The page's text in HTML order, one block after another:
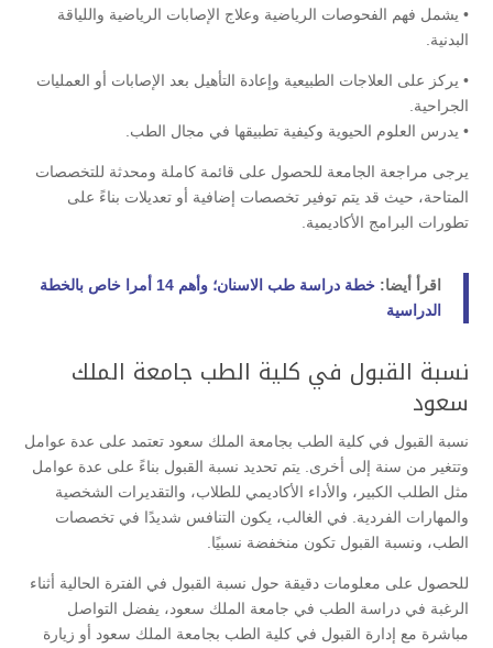
• يشمل فهم الفحوصات الرياضية وعلاج الإصابات الرياضية واللياقة
البدنية.
• يركز على العلاجات الطبيعية وإعادة التأهيل بعد الإصابات أو العمليات
الجراحية.
• يدرس العلوم الحيوية وكيفية تطبيقها في مجال الطب.
يرجى مراجعة الجامعة للحصول على قائمة كاملة ومحدثة للتخصصات
المتاحة، حيث قد يتم توفير تخصصات إضافية أو تعديلات بناءً على
تطورات البرامج الأكاديمية.
اقرأ أيضا:
خطة دراسة طب الاسنان؛ وأهم 14 أمرا خاص بالخطة
الدراسية
نسبة القبول في كلية الطب جامعة الملك
سعود
نسبة القبول في كلية الطب بجامعة الملك سعود تعتمد على عدة عوامل
وتتغير من سنة إلى أخرى. يتم تحديد نسبة القبول بناءً على عدة عوامل
مثل الطلب الكبير، والأداء الأكاديمي للطلاب، والتقديرات الشخصية
والمهارات الفردية. في الغالب، يكون التنافس شديدًا في تخصصات
الطب، ونسبة القبول تكون منخفضة نسبيًا.
للحصول على معلومات دقيقة حول نسبة القبول في الفترة الحالية أثناء
الرغبة في دراسة الطب في جامعة الملك سعود، يفضل التواصل
مباشرة مع إدارة القبول في كلية الطب بجامعة الملك سعود أو زيارة